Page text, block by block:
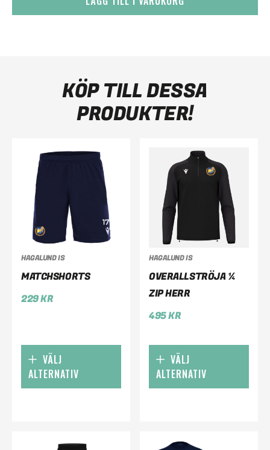
KÖP TILL DESSA
PRODUKTER!
HAGALUND IS
MATCHSHORTS
229KR
VÄLJ
ALTERNATIV
HAGALUND IS
OVERALLSTRÖJA ¼
ZIP HERR
495KR
VÄLJ
ALTERNATIV